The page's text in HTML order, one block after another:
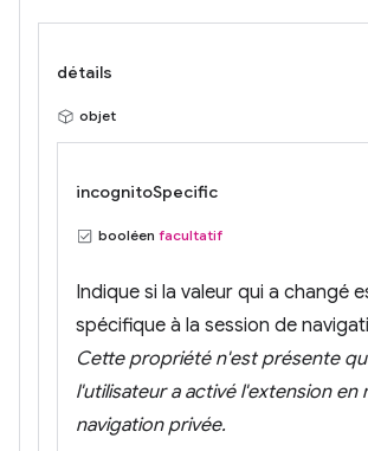
détails
objet
incognitoSpecific
booléen facultatif
Indique si la valeur qui a changé
spécifique à la session de
Cette propriété n'est présente
l'utilisateur a activé l'extension en
navigation privée.